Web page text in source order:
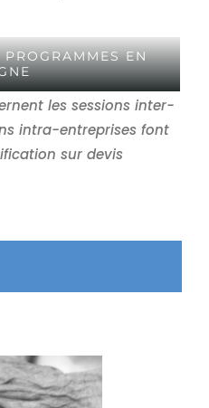
EN
les sessions inter-
intra-entreprises font
sur devis